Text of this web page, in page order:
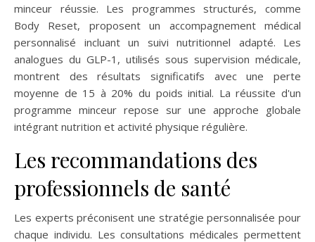
minceur réussie. Les programmes structurés, comme
Body Reset, proposent un accompagnement médical
personnalisé incluant un suivi nutritionnel adapté. Les
analogues du GLP-1, utilisés sous supervision médicale,
montrent des résultats significatifs avec une perte
moyenne de 15 à 20% du poids initial. La réussite d'un
programme minceur repose sur une approche globale
intégrant nutrition et activité physique régulière.
Les recommandations des
professionnels de santé
Les experts préconisent une stratégie personnalisée pour
chaque individu. Les consultations médicales permettent